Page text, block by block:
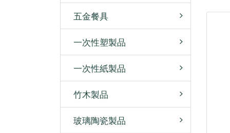
五金餐具
一次性塑製品
一次性紙製品
竹木製品
玻璃陶瓷製品